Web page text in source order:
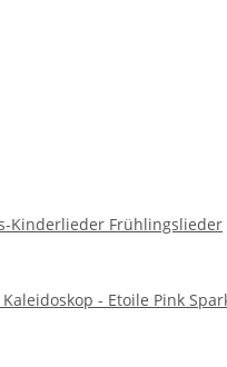
Kinderlieder Frühlingslieder